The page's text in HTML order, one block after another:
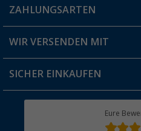
Blog
Jobs & Karriere
FAQ & Kontakt
Versandinformationen
Rücksendung
ZAHLUNGSARTEN
WIR VERSENDEN MIT
SICHER EINKAUFEN
Eure